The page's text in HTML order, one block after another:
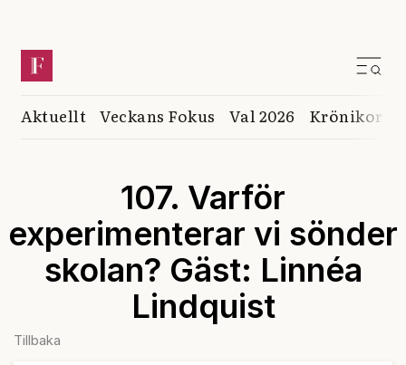
Aktuellt Veckans Fokus Val 2026 Krönikor
107. Varför
experimenterar vi sönder
skolan? Gäst: Linnéa
Lindquist
Tillbaka